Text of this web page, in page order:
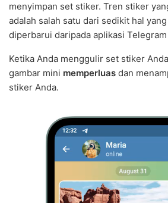
menyimpan set stiker. Tren stiker
adalah salah satu dari sedikit hal
diperbarui daripada aplikasi
Ketika Anda menggulir set stiker
gambar mini memperluas dan
stiker Anda.